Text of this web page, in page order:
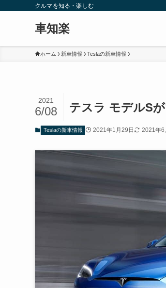
クルマを知る・楽しむ
車知楽
ホーム 新車情報 Teslaの新車情報
テスラ モデルS
2021
6/08
Teslaの新車情報 2021年1月29日 2021年6